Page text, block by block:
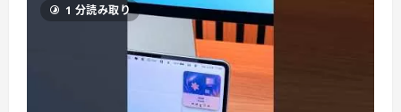
1 分読み取り